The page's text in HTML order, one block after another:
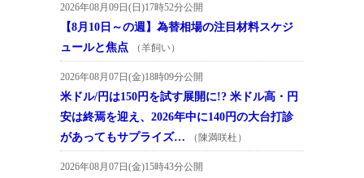
2026年08月09日(日)17時52分公開
【8月10日～の週】為替相場の注目材料スケジ
ュールと焦点
（羊飼い）
2026年08月07日(金)18時09分公開
米ドル/円は150円を試す展開に!? 米ドル高・円
安は終焉を迎え、2026年中に140円の大台打診
があってもサプライズ…
（陳満咲杜）
2026年08月07日(金)15時43分公開